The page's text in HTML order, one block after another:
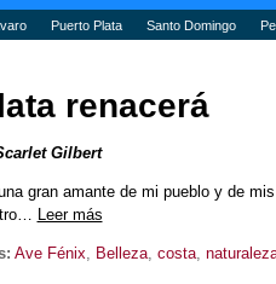
Puerto Plata Santo Domingo
renacerá
Gilbert
gran amante de mi pueblo y de
Leer más
Ave Fénix, Belleza, costa,